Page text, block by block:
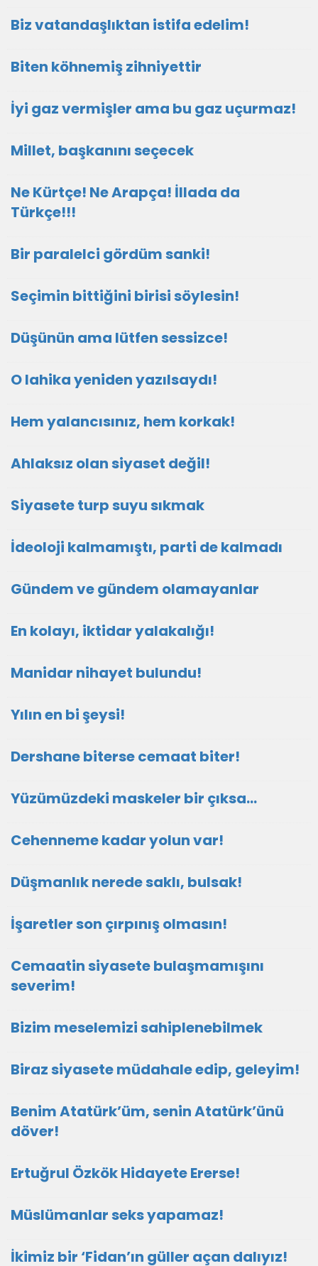
Biz vatandaşlıktan istifa edelim!
Biten köhnemiş zihniyettir
İyi gaz vermişler ama bu gaz uçurmaz!
Millet, başkanını seçecek
Ne Kürtçe! Ne Arapça! İllada da
Türkçe!!!
Bir paralelci gördüm sanki!
Seçimin bittiğini birisi söylesin!
Düşünün ama lütfen sessizce!
O lahika yeniden yazılsaydı!
Hem yalancısınız, hem korkak!
Ahlaksız olan siyaset değil!
Siyasete turp suyu sıkmak
İdeoloji kalmamıştı, parti de kalmadı
Gündem ve gündem olamayanlar
En kolayı, iktidar yalakalığı!
Manidar nihayet bulundu!
Yılın en bi şeysi!
Dershane biterse cemaat biter!
Yüzümüzdeki maskeler bir çıksa…
Cehenneme kadar yolun var!
Düşmanlık nerede saklı, bulsak!
İşaretler son çırpınış olmasın!
Cemaatin siyasete bulaşmamışını
severim!
Bizim meselemizi sahiplenebilmek
Biraz siyasete müdahale edip, geleyim!
Benim Atatürk’üm, senin Atatürk’ünü
döver!
Ertuğrul Özkök Hidayete Ererse!
Müslümanlar seks yapamaz!
İkimiz bir ‘Fidan’ın güller açan dalıyız!